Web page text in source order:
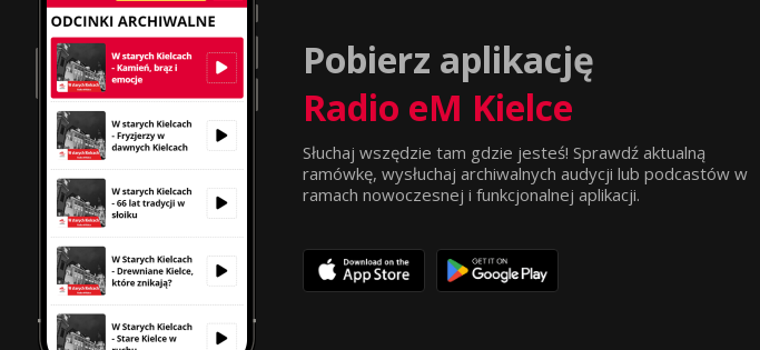
Pobierz aplikację
Radio eM Kielce
Słuchaj wszędzie tam gdzie jesteś! Sprawdź aktualną
ramówkę, wysłuchaj archiwalnych audycji lub podcastów w
ramach nowoczesnej i funkcjonalnej aplikacji.